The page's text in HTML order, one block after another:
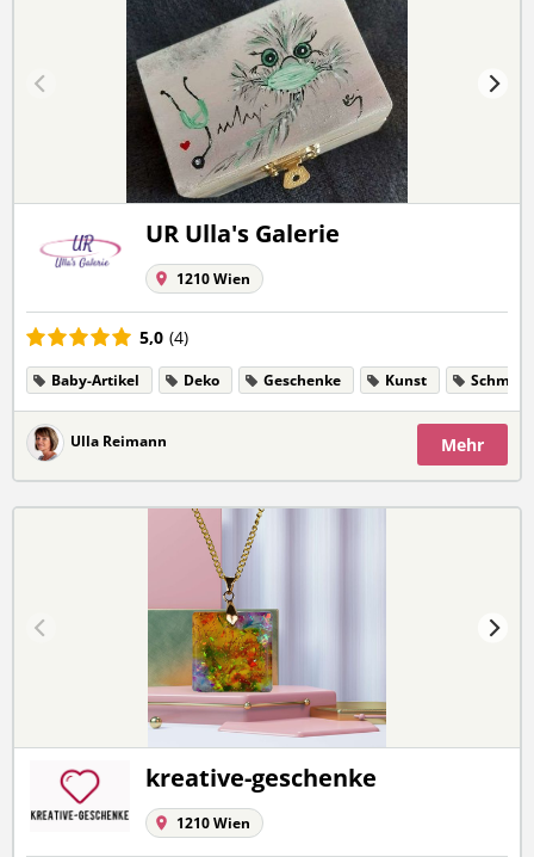
UR Ulla's Galerie
1210 Wien
5,0 (4)
Baby-Artikel Deko Geschenke Kunst Schmuck
Ulla Reimann Mehr
kreative-geschenke
1210 Wien